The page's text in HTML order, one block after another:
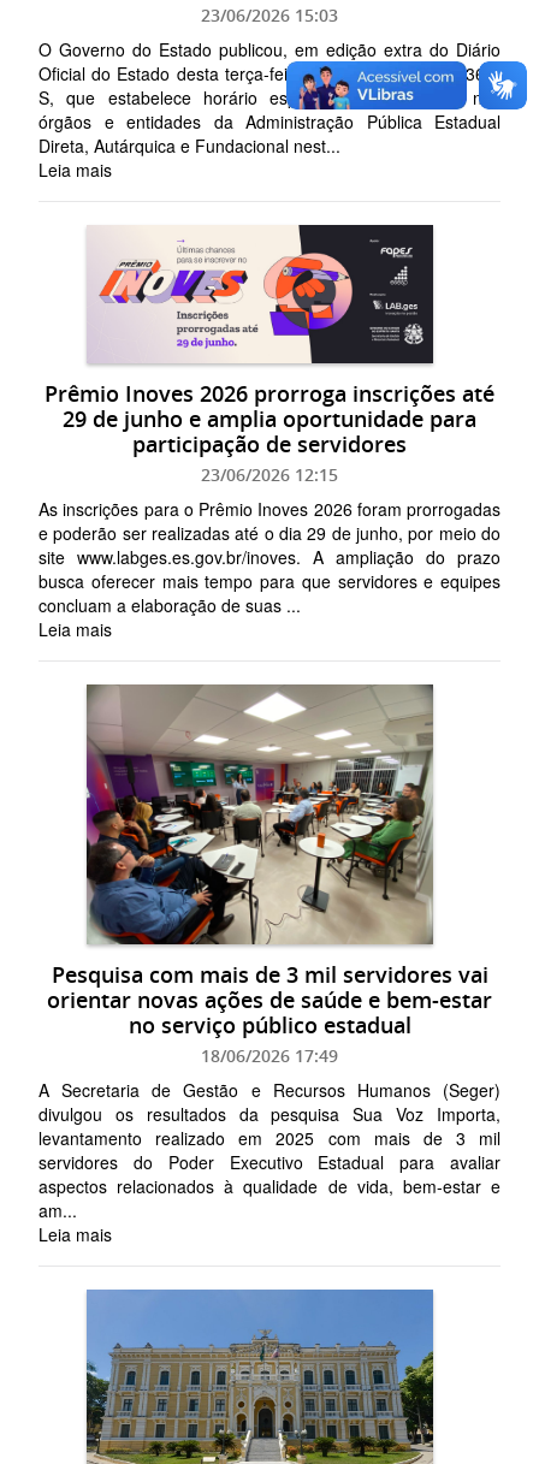
23/06/2026 15:03
O Governo do Estado publicou, em edição extra do Diário
Oficial do Estado desta terça-feira (23), o Decreto nº 1364-
S, que estabelece horário especial de expediente nos
órgãos e entidades da Administração Pública Estadual
Direta, Autárquica e Fundacional nest...
Leia mais
Prêmio Inoves 2026 prorroga inscrições até
29 de junho e amplia oportunidade para
participação de servidores
23/06/2026 12:15
As inscrições para o Prêmio Inoves 2026 foram prorrogadas
e poderão ser realizadas até o dia 29 de junho, por meio do
site www.labges.es.gov.br/inoves. A ampliação do prazo
busca oferecer mais tempo para que servidores e equipes
concluam a elaboração de suas ...
Leia mais
Pesquisa com mais de 3 mil servidores vai
orientar novas ações de saúde e bem-estar
no serviço público estadual
18/06/2026 17:49
A Secretaria de Gestão e Recursos Humanos (Seger)
divulgou os resultados da pesquisa Sua Voz Importa,
levantamento realizado em 2025 com mais de 3 mil
servidores do Poder Executivo Estadual para avaliar
aspectos relacionados à qualidade de vida, bem-estar e
am...
Leia mais